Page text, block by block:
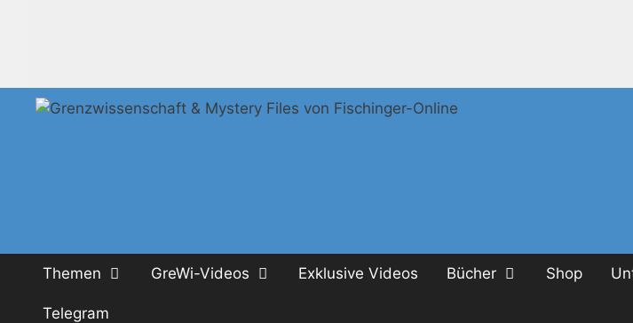
Themen GreWi-Videos Exklusive Videos Bücher Shop
Telegram